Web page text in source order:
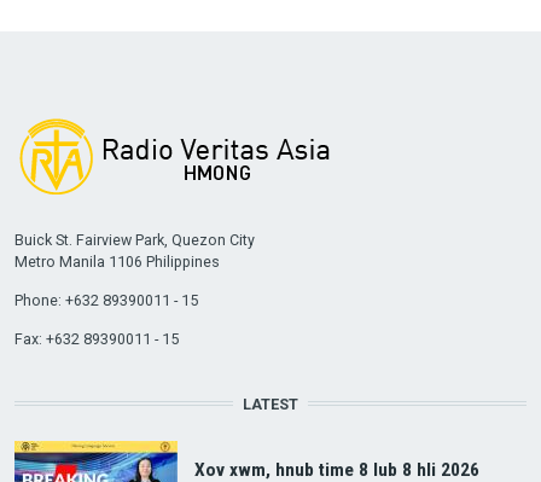
Buick St. Fairview Park, Quezon City
Metro Manila 1106 Philippines
Phone: +632 89390011 - 15
Fax: +632 89390011 - 15
LATEST
Xov xwm, hnub time 8 lub 8 hli 2026